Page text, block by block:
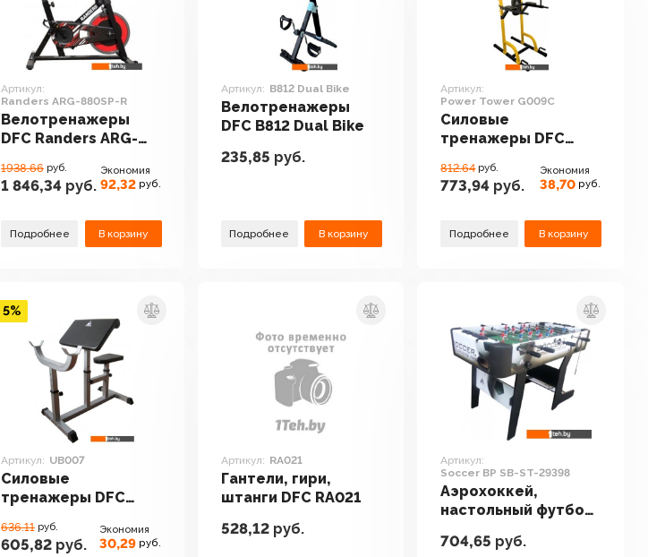
Артикул:
Randers ARG-880SP-R
Велотренажеры
DFC Randers ARG-
1938.66 руб.
1 846,34 руб.
Экономия
92,32 руб.
Подробнее В корзину
Артикул: B812 Dual Bike
Велотренажеры
DFC B812 Dual Bike
235,85 руб.
Подробнее В корзину
Артикул:
Power Tower G009C
Силовые
тренажеры DFC
812.64 руб.
773,94 руб.
Экономия
38,70 руб.
Подробнее В корзину
Артикул: UB007
Силовые
тренажеры DFC
636.11 руб.
605,82 руб.
Экономия
30,29 руб.
5%
Артикул: RA021
Гантели, гири,
штанги DFC RA021
528,12руб.
Артикул:
Soccer BP SB-ST-29398
Аэрохоккей,
настольный футбол,
Soccer BP SB-ST-
704,65 руб.